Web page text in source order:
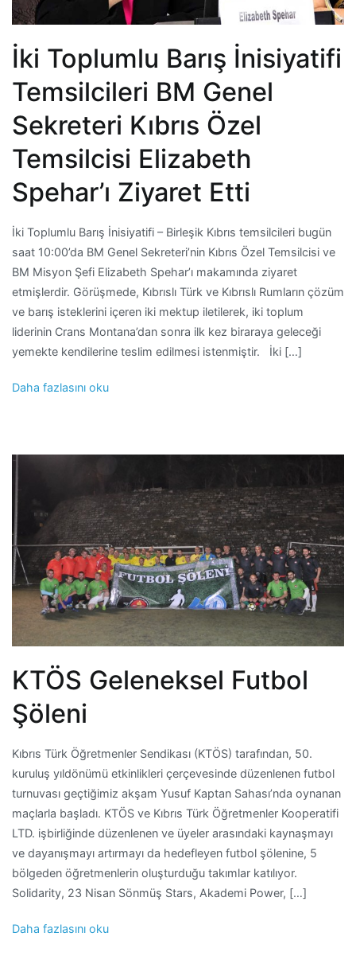
İki Toplumlu Barış İnisiyatifi
Temsilcileri BM Genel
Sekreteri Kıbrıs Özel
Temsilcisi Elizabeth
Spehar’ı Ziyaret Etti
İki Toplumlu Barış İnisiyatifi – Birleşik Kıbrıs temsilcileri bugün
saat 10:00’da BM Genel Sekreteri’nin Kıbrıs Özel Temsilcisi ve
BM Misyon Şefi Elizabeth Spehar’ı makamında ziyaret
etmişlerdir. Görüşmede, Kıbrıslı Türk ve Kıbrıslı Rumların çözüm
ve barış isteklerini içeren iki mektup iletilerek, iki toplum
liderinin Crans Montana’dan sonra ilk kez biraraya geleceği
yemekte kendilerine teslim edilmesi istenmiştir. İki […]
Daha fazlasını oku
KTÖS Geleneksel Futbol
Şöleni
Kıbrıs Türk Öğretmenler Sendikası (KTÖS) tarafından, 50.
kuruluş yıldönümü etkinlikleri çerçevesinde düzenlenen futbol
turnuvası geçtiğimiz akşam Yusuf Kaptan Sahası’nda oynanan
maçlarla başladı. KTÖS ve Kıbrıs Türk Öğretmenler Kooperatifi
LTD. işbirliğinde düzenlenen ve üyeler arasındaki kaynaşmayı
ve dayanışmayı artırmayı da hedefleyen futbol şölenine, 5
bölgeden öğretmenlerin oluşturduğu takımlar katılıyor.
Solidarity, 23 Nisan Sönmüş Stars, Akademi Power, […]
Daha fazlasını oku